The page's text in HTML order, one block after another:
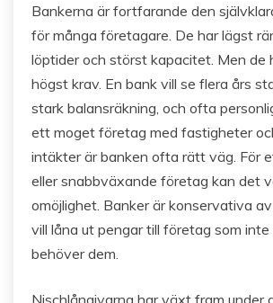
Bankerna är fortfarande den
för många företagare. De har lägst
löptider och störst kapacitet. Men de
högst krav. En bank vill se flera års
stark balansräkning, och ofta
ett moget företag med fastigheter
intäkter är banken ofta rätt väg. För
eller snabbväxande företag kan det
omöjlighet. Banker är konservativa
vill låna ut pengar till företag som
behöver dem.
Nischlångivarna har växt fram under